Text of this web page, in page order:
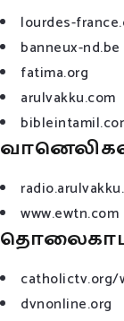
lourdes-
banneux-nd.be
fatima.org
arulvakku.com
www.ewtn.com
catholictv.org/
dvnonline.org